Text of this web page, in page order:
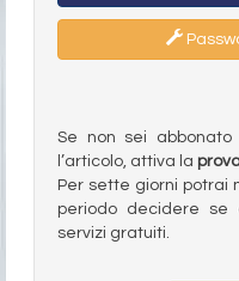
Se non sei
l’articolo, attiva la
Per sette giorni potrai
periodo decidere se
servizi gratuiti.